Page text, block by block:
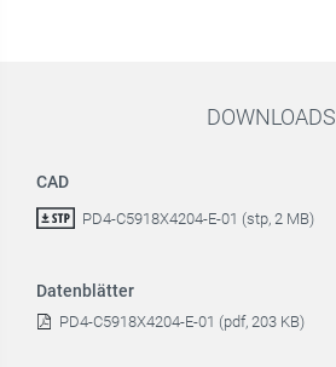
DOWNLOADS
CAD
PD4-C5918X4204-E-01 (stp, 2 MB)
Datenblätter
PD4-C5918X4204-E-01 (pdf, 203 KB)